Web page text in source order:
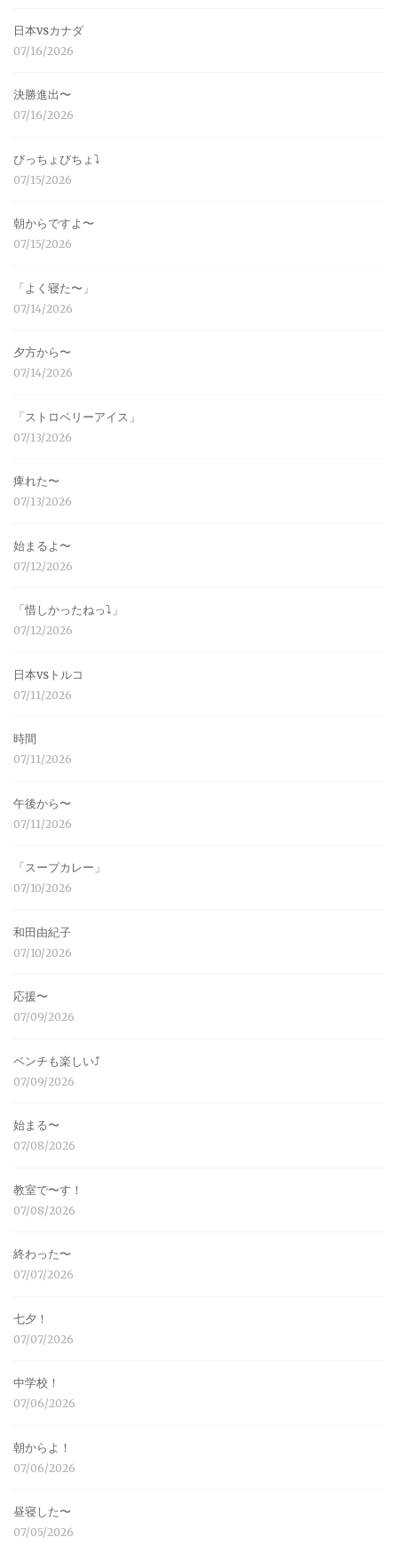
日本vsカナダ
07/16/2026
決勝進出〜
07/16/2026
びっちょびちょ⤵︎
07/15/2026
朝からですよ〜
07/15/2026
「よく寝た〜」
07/14/2026
夕方から〜
07/14/2026
「ストロベリーアイス」
07/13/2026
痺れた〜
07/13/2026
始まるよ〜
07/12/2026
「惜しかったねっ⤵︎」
07/12/2026
日本vsトルコ
07/11/2026
時間
07/11/2026
午後から〜
07/11/2026
「スープカレー」
07/10/2026
和田由紀子
07/10/2026
応援〜
07/09/2026
ベンチも楽しい⤴︎
07/09/2026
始まる〜
07/08/2026
教室で〜す！
07/08/2026
終わった〜
07/07/2026
七夕！
07/07/2026
中学校！
07/06/2026
朝からよ！
07/06/2026
昼寝した〜
07/05/2026